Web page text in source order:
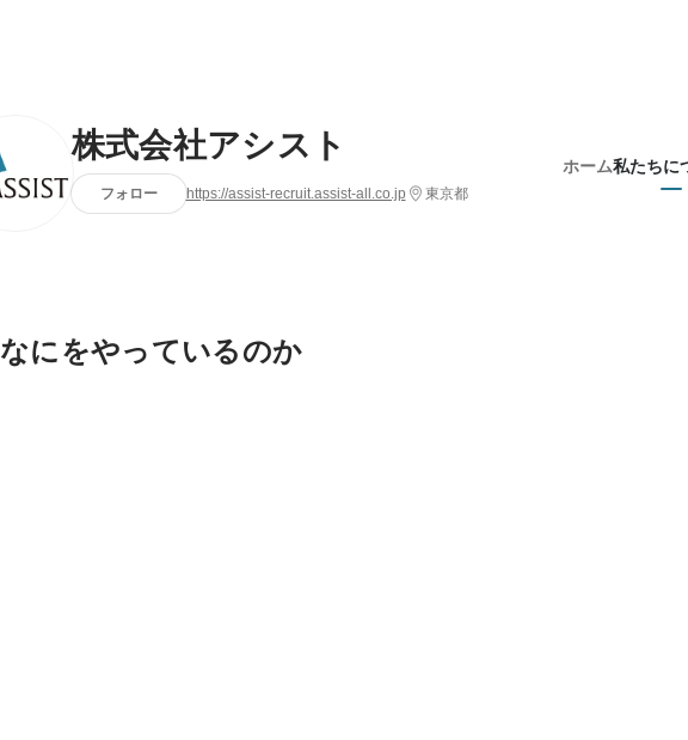
株式会社アシスト
フォロー https://assist-recruit.assist-all.co.jp 東京都
ホーム私たちに
なにをやっているのか